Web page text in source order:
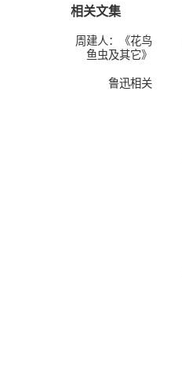
相关文集
周建人：《花鸟
鱼虫及其它》
鲁迅相关